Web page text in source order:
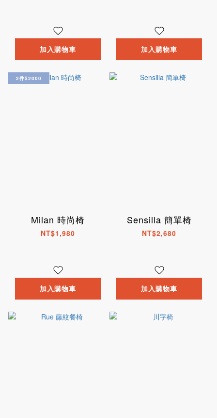
加入購物車 加入購物車
2件$2000
Milan 時尚椅
NT$1,980
加入購物車
Sensilla 簡單椅
NT$2,680
加入購物車